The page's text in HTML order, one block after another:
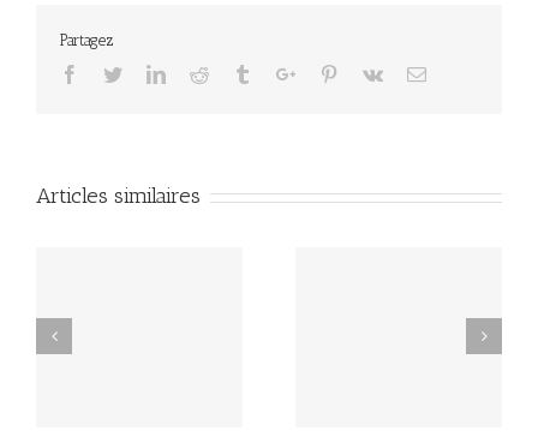
Partagez
Facebook
TwitterLinkedinReddit TumblrGoogle+Pinterest
Vk Email
Articles similaires
8ème Congrès